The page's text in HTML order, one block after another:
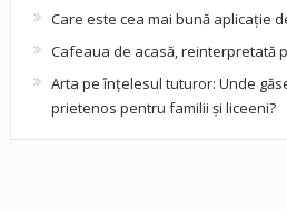
Care este cea mai bună aplicație
Cafeaua de acasă, reinterpretată
Arta pe înțelesul tuturor: Unde
prietenos pentru familii și liceeni?